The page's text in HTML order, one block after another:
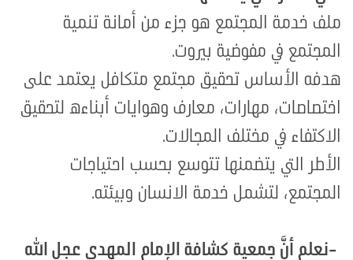
ملف خدمة المجتمع هو جزء من أمانة تنمية
المجتمع في مفوضية بيروت.
هدفه الأساس تحقيق مجتمع متكافل يعتمد على
اختصاصات، مهارات، معارف وهوايات أبناءه لتحقيق
الاكتفاء في مختلف المجالات.
الأطر التي يتضمنها تتوسع بحسب احتياجات
المجتمع، لتشمل خدمة الانسان وبيئته.
-نعلم أنَّ جمعية كشافة الإمام المهدي عجل الله